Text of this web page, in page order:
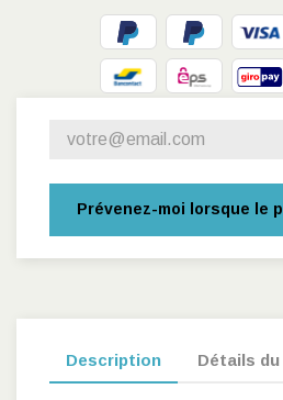
Prévenez-moi lorsque le
Description Détails